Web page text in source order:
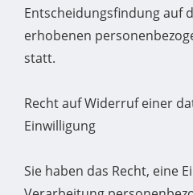
Entscheidungsfindung auf
erhobenen
statt.
Recht auf Widerruf einer
Einwilligung
Sie haben das Recht, eine